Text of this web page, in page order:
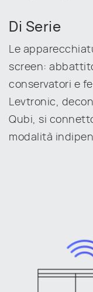
Di Serie
Le
screen:
conservatori e
Levtronic,
Qubi, si
modalità